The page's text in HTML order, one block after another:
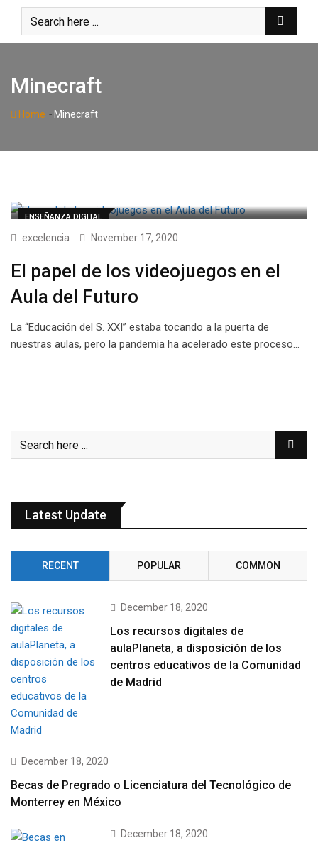
content
Minecraft
Home - Minecraft
ENSEÑANZA DIGITAL
excelencia November 17, 2020
El papel de los videojuegos en el
Aula del Futuro
La “Educación del S. XXI” estaba tocando a la puerta de
nuestras aulas, pero la pandemia ha acelerado este proceso…
Latest Update
RECENT POPULAR COMMON
December 18, 2020
Los recursos digitales de
aulaPlaneta, a disposición de los
centros educativos de la Comunidad
de Madrid
December 18, 2020
Becas de Pregrado o Licenciatura del Tecnológico de
Monterrey en México
December 18, 2020